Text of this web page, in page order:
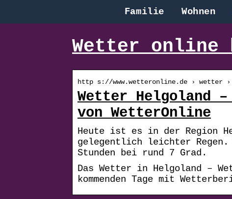
Familie Wohnen
Wetter online
http s://www.wetteronline.de › wetter ›
Wetter Helgoland
von WetterOnline
Heute ist es in der Region
gelegentlich leichter
Stunden bei rund 7 Grad.
Das Wetter in Helgoland –
kommenden Tage mit